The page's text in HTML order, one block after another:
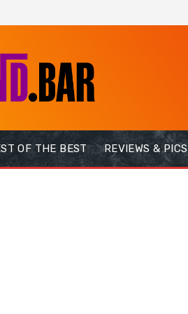
OF THE BEST REVIEWS & PICS